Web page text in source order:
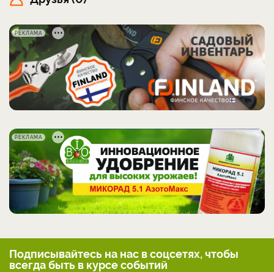
РЕКЛАМА
РЕКЛАМА
Подписывайтесь на нас в соцсетях, чтобы
всегдабыть в курсе событий